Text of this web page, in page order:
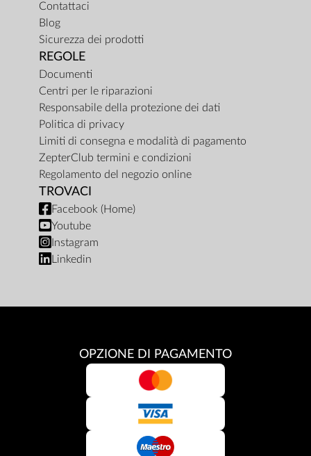
Contattaci
Blog
Sicurezza dei prodotti
REGOLE
Documenti
Centri per le riparazioni
Responsabile della protezione dei dati
Politica di privacy
Limiti di consegna e modalità di pagamento
ZepterClub termini e condizioni
Regolamento del negozio online
TROVACI
Facebook (Home)
Youtube
Instagram
Linkedin
OPZIONE DI PAGAMENTO